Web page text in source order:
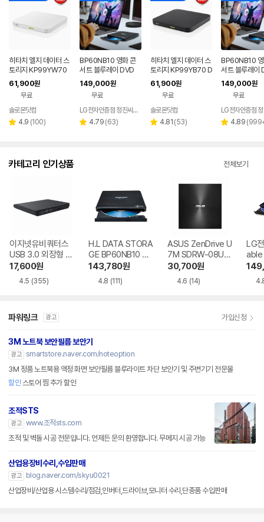
히타치 엘지 데이터 스
토리지 KP99YW70
DVD 화이트 외장OD
D CD DVD 리핑 안드
로이드
61,900원
무료
페이
솔로몬닷컴
별 4.9 리
(100)
BP60NB10 영화 콘
서트 블루레이 DVD
플레이어 노트북 외장
ODD 맥 호환
149,000원
무료
LG전자인증점 정진씨앤에스
별 4.79 리
(63)
히타치 엘지 데이터 스
토리지 KP99YB70 D
VD 블랙 외장ODD C
D DVD 리핑 안드로이
61,900원
무료
페이
솔로몬닷컴
별 4.81 리
(53)
BP60NB10 영
서트 블루레이
D 재생 리핑 노
장 ODD
149,000원
무료
별 4.89 리
(
카테고리 인기상품 전체보기
이지넷유비쿼터스
USB 3.0 외장형 D
VD-RW NEXT-20
0DVD-RW
17,600원
4.5 (355)
H.L DATA STORA
GE BP60NB10 블
루레이 외장ODD
143,780원
4.8 (111)
ASUS ZenDrive U
7M SDRW-08U7
M-U-B
30,700원
4.6 (14)
LG
able
파워링크 광고 가입신청
3M 노트북 보안필름 보안기
광고 smartstore.naver.com/noteoption
3M 정품 노트북용 액정 화면 보안필름 블루라이트 차단 보안기 및 주변기기 전문몰
할인 스토어 찜 추가 할인
조적STS
광고 www.조적sts.com
조적 및 벽돌 시공 전문입니다. 언제든 문의 환영합니다. 무메지 시공 가능
산업용장비수리,수입판매
광고
blog.naver.com/skyu0021
산업장비/산업용 시스템수리/점검,인버터,드라이브,모니터 수리,단종품 수입판매